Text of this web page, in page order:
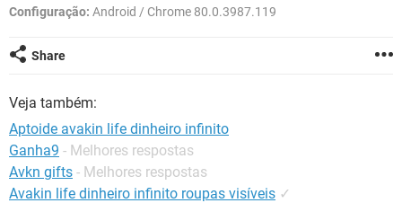
GUIA DE COMPRAS
Configuração: Android / Chrome 80.0.3987.119
Share
Veja também:
Aptoide avakin life dinheiro infinito
Ganha9 - Melhores respostas
Avkn gifts - Melhores respostas
Avakin life dinheiro infinito roupas visíveis ✓